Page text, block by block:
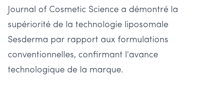
Journal of Cosmetic Science a démontré la
supériorité de la technologie liposomale
Sesderma par rapport aux formulations
conventionnelles, confirmant l'avance
technologique de la marque.